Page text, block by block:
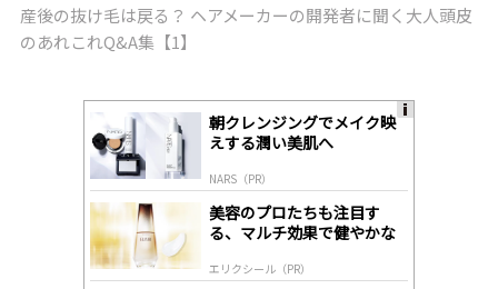
産後の抜け毛は戻る？ ヘアメーカーの開発者に聞く大人頭皮
のあれこれQ&A集【1】
朝クレンジングでメイク映
えする潤い美肌へ
NARS（PR）
美容のプロたちも注目す
る、マルチ効果で健やかな
エリクシール（PR）